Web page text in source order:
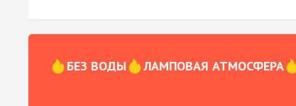
БЕЗ ВОДЫ ЛАМПОВАЯ АТМОСФЕРА